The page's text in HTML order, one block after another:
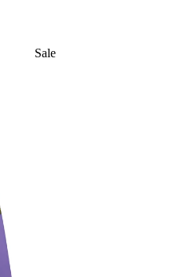
Sale